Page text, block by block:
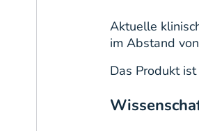
Aktuelle
im Abstand
Das Produkt